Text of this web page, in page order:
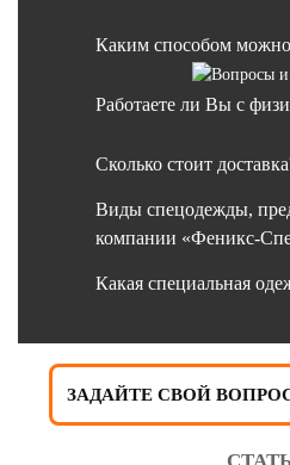
Каким способом можно
Работаете ли Вы с
Сколько стоит
Виды спецодежды,
компании «Феникс-
Какая специальная
ЗАДАЙТЕ СВОЙ